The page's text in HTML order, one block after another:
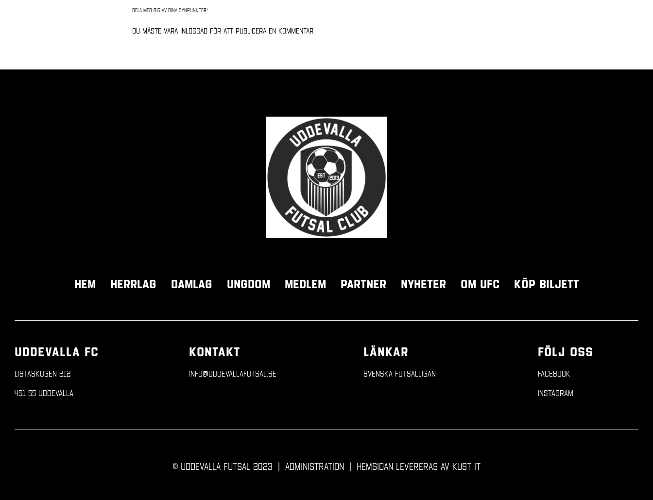
Dela med dig av dina synpunkter!
Du måste vara inloggad för att publicera en kommentar.
Hem Herrlag Damlag Ungdom Medlem Partner Nyheter Om UFC Köp biljett
UDDEVALLA FC
Listaskogen 212
451 55 Uddevalla
KONTAKT
info@uddevallafutsal.se
LÄNKAR
Svenska Futsalligan
FÖLJ OSS
Facebook
Instagram
© Uddevalla Futsal 2023 | Administration | Hemsidan levereras av Kust IT